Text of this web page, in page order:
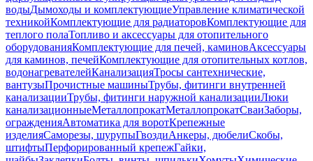
водыДымоходы и комплектующиеУправление климатической
техникойКомплектующие для радиаторовКомплектующие для
теплого полаТопливо и аксессуары для отопительного
оборудованияКомплектующие для печей, каминовАксессуары
для каминов, печейКомплектующие для отопительных котлов,
водонагревателейКанализацияТросы сантехнические,
вантузыПрочистные машиныТрубы, фитинги внутренней
канализацииТрубы, фитинги наружной канализацииЛюки
канализационныеМеталлопрокатМеталлопрокатСваиЗаборы,
огражденияАвтоматика для воротКрепежные
изделияСаморезы, шурупыГвоздиАнкеры, дюбелиСкобы,
штифтыПерфорированный крепежГайки,